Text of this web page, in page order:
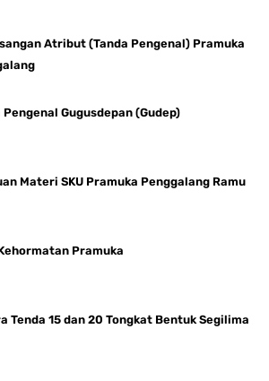
Atribut (Tanda Pengenal) Pramuka
Pengenal Gugusdepan (Gudep)
Materi SKU Pramuka Penggalang Ramu
Pramuka
Tenda 15 dan 20 Tongkat Bentuk Segilima